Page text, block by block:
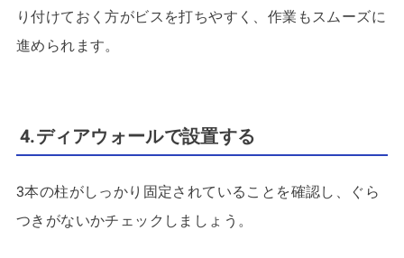
り付けておく方がビスを打ちやすく、作業もスムーズに
進められます。
4.ディアウォールで設置する
3本の柱がしっかり固定されていることを確認し、ぐら
つきがないかチェックしましょう。